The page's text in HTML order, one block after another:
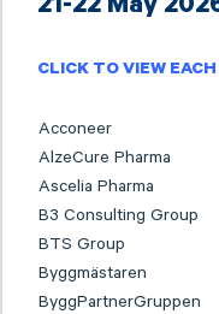
21-22 May
CLICK TO VIEW
Acconeer
AlzeCure Pharma
Ascelia Pharma
B3 Consulting Group
BTS Group
Byggmästaren
ByggPartnerGruppen